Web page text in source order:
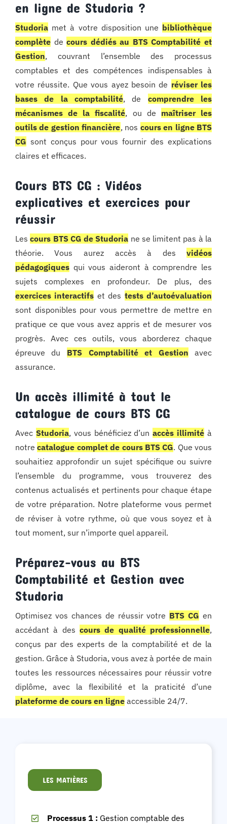
en ligne de Studoria ?
Studoriamet à votre disposition une bibliothèque
complètedecours dédiés au BTS Comptabilité et
Gestion, couvrant l’ensemble des processus
comptables et des compétences indispensables à
votre réussite. Que vous ayez besoin de réviser les
bases de la comptabilité, de comprendre les
mécanismes de la fiscalité, ou de maîtriser les
outils de gestion financière, nos cours en ligne BTS
CG sont conçus pour vous fournir des explications
claires et efficaces.
Cours BTS CG : Vidéos
explicatives et exercices pour
réussir
Lescours BTS CG de Studoria ne se limitent pas à la
théorie. Vous aurez accès à desvidéos
pédagogiquesqui vous aideront à comprendre les
sujets complexes en profondeur. De plus, des
exercices interactifs et des tests d’autoévaluation
sont disponibles pour vous permettre de mettre en
pratique ce que vous avez appris et de mesurer vos
progrès. Avec ces outils, vous aborderez chaque
épreuve du BTS Comptabilité et Gestion avec
assurance.
Un accès illimité à tout le
catalogue de cours BTS CG
Avec Studoria, vous bénéficiez d’unaccès illimité à
notrecatalogue complet de cours BTS CG. Que vous
souhaitiez approfondir un sujet spécifique ou suivre
l’ensemble du programme, vous trouverez des
contenus actualisés et pertinents pour chaque étape
de votre préparation. Notre plateforme vous permet
de réviser à votre rythme, où que vous soyez et à
tout moment, sur n’importe quel appareil.
Préparez-vous au BTS
Comptabilité et Gestion avec
Studoria
Optimisez vos chances de réussir votre BTS CG en
accédant à des cours de qualité professionnelle,
conçus par des experts de la comptabilité et de la
gestion. Grâce à Studoria, vous avez à portée de main
toutes les ressources nécessaires pour réussir votre
diplôme, avec la flexibilité et la praticité d’une
plateforme de cours en ligneaccessible 24/7.
LES MATIÈRES
Processus 1 : Gestion comptable des